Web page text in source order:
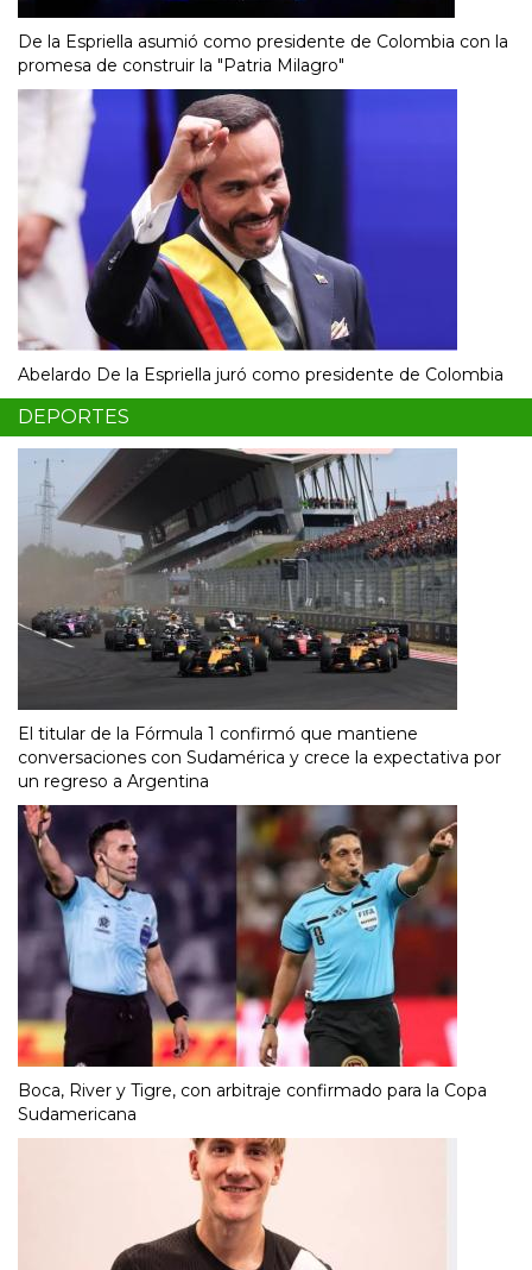
De la Espriella asumió como presidente de Colombia con la
promesa de construir la "Patria Milagro"
Abelardo De la Espriella juró como presidente de Colombia
DEPORTES
El titular de la Fórmula 1 confirmó que mantiene
conversaciones con Sudamérica y crece la expectativa por
un regreso a Argentina
Boca, River y Tigre, con arbitraje confirmado para la Copa
Sudamericana